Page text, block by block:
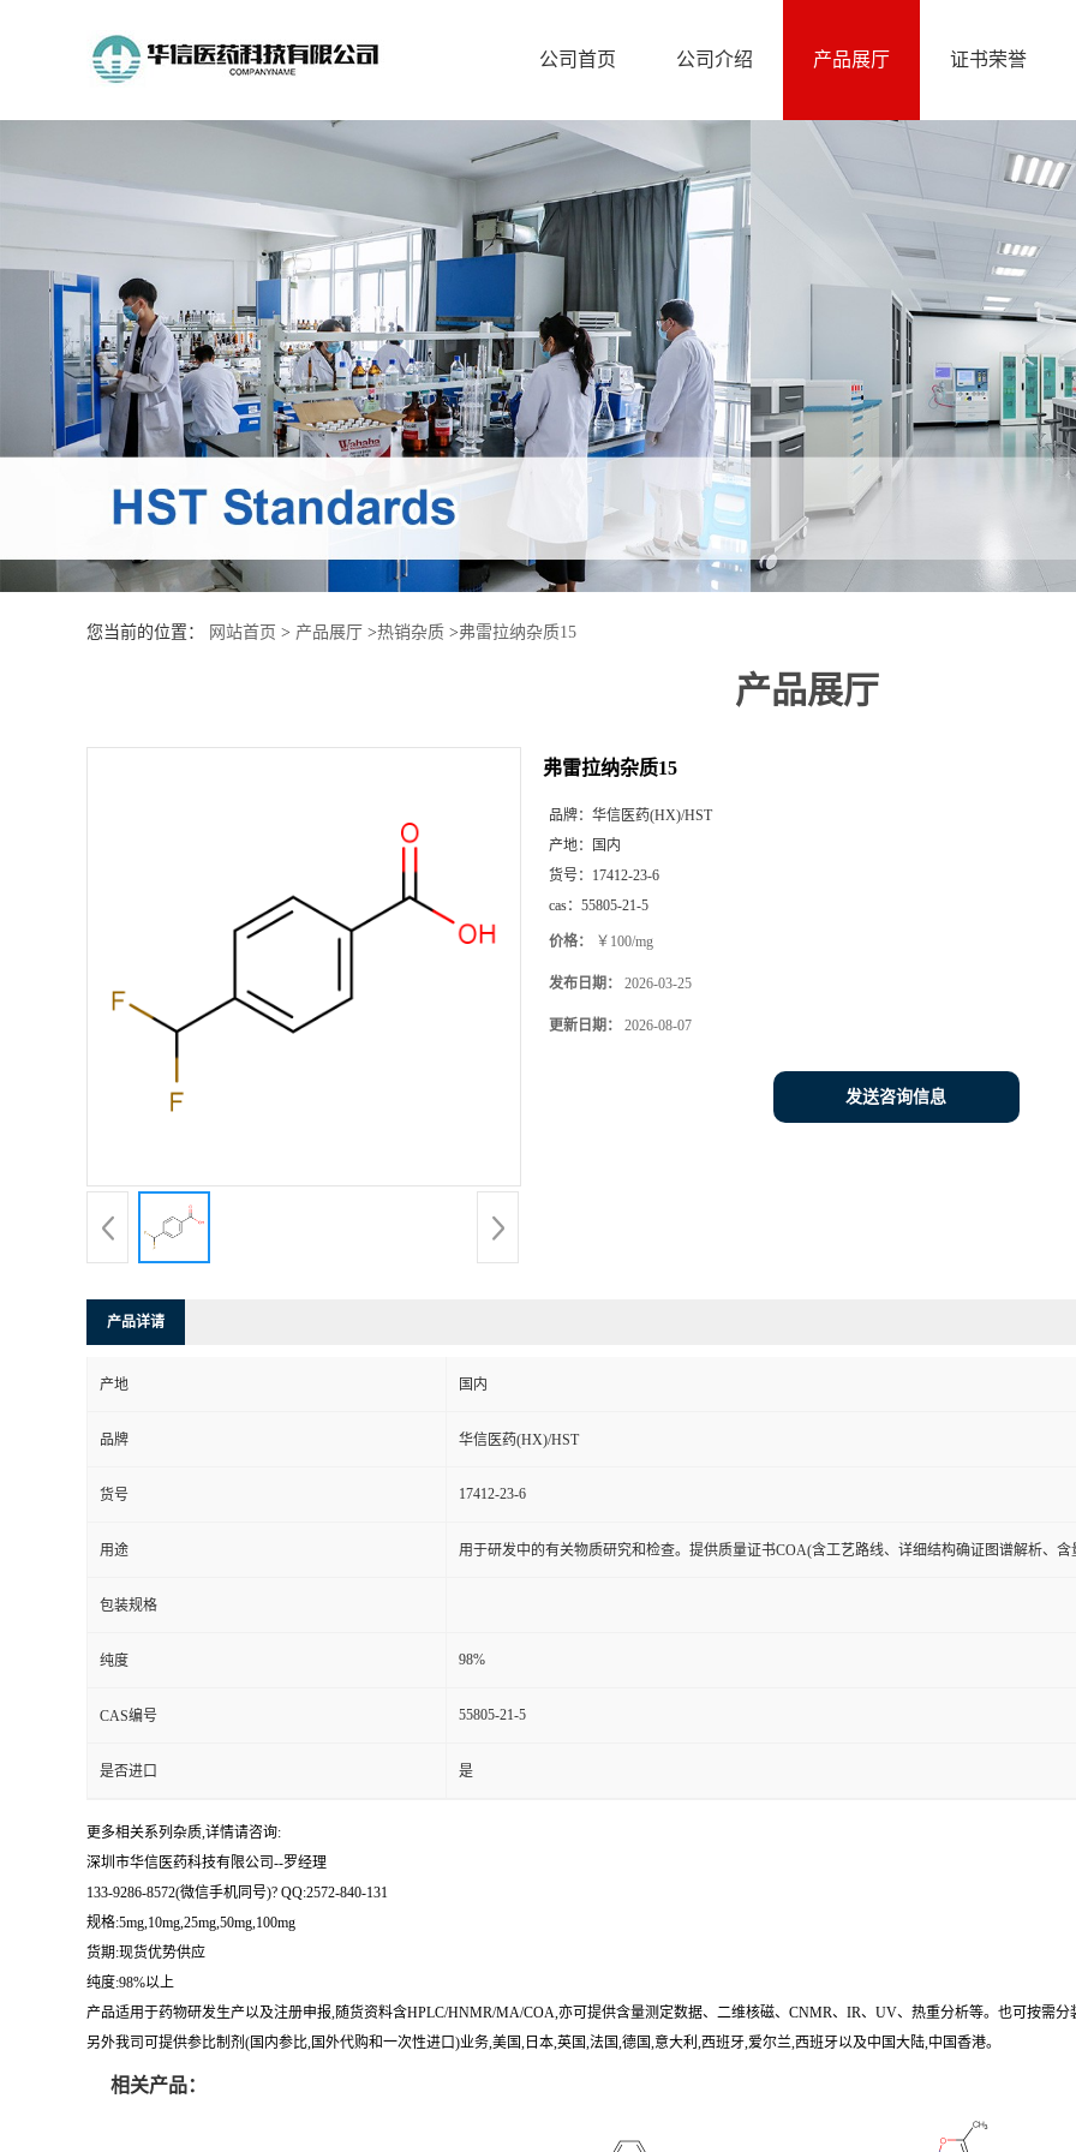
页
司
介
公司首页 公司介绍 产品展厅 证书荣誉
您当前的位置： 网站首页 > 产品展厅 >热销杂质 >弗雷拉纳杂质15
产品展厅
弗雷拉纳杂质15
品牌： 华信医药(HX)/HST
产地：
国内
货号： 17412-23-6
cas： 55805-21-5
价格： ￥100/mg
发布日期： 2026-03-25
更新日期： 2026-08-07
发送咨询信息
产品详请
产地 国内
品牌 华信医药(HX)/HST
货号 17412-23-6
用途 用于研发中的有关物质研究和检查。提供质量证书COA(含工艺路线、详细结构确证图谱解析、含
包装规格
纯度 98%
CAS编号 55805-21-5
是否进口 是
更多相关系列杂质,详情请咨询:
深圳市华信医药科技有限公司--罗经理
133-9286-8572(微信手机同号)? QQ:2572-840-131
规格:5mg,10mg,25mg,50mg,100mg
货期:现货优势供应
纯度:98%以上
产品适用于药物研发生产以及注册申报,随货资料含HPLC/HNMR/MA/COA,亦可提供含量测定数据、二维核磁、CNMR、IR、UV、热重分析等。也可按需分
另外我司可提供参比制剂(国内参比,国外代购和一次性进口)业务,美国,日本,英国,法国,德国,意大利,西班牙,爱尔兰,西班牙以及中国大陆,中国香港。
相关产品：